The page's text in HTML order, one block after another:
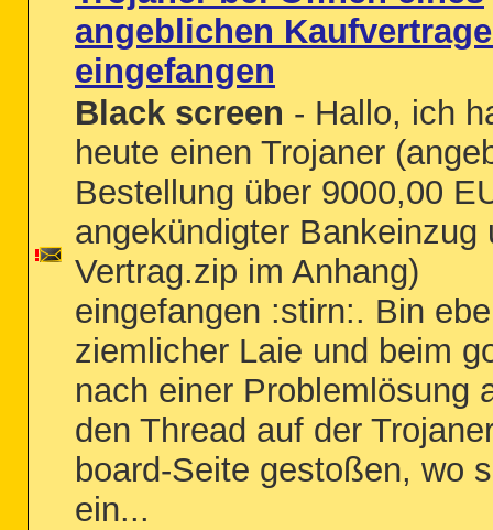
angeblichen
eingefangen
Black screen - Hallo, ich
heute einen Trojaner
Bestellung über 9000,00
angekündigter Bankeinzug
Vertrag.zip im Anhang)
eingefangen :stirn:. Bin
ziemlicher Laie und beim
nach einer Problemlösung
den Thread auf der
board-Seite gestoßen, wo
ein...